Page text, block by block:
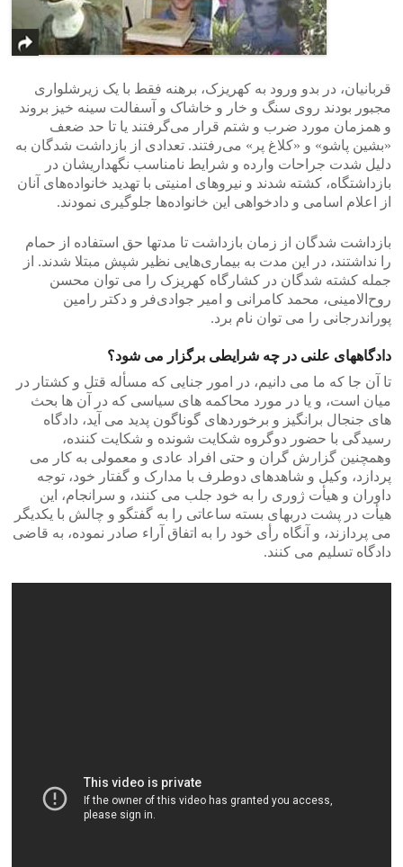
قربانیان، در بدو ورود به کهریزک، برهنه فقط با یک زیرشلواری
مجبور بودند روی سنگ و خار و خاشاک و آسفالت سینه خیز بروند
و همزمان مورد ضرب و شتم قرار می‌گرفتند یا تا حد ضعف
«بشین پاشو» و «کلاغ پر» می‌رفتند. تعدادی از بازداشت شدگان به
دلیل شدت جراحات وارده و شرایط نامناسب نگهداریشان در
بازداشتگاه، کشته شدند و نیروهای امنیتی با تهدید خانواده‌های آنان
از اعلام اسامی و دادخواهی این خانواده‌ها جلوگیری نمودند.
بازداشت شدگان از زمان بازداشت تا مدتها حق استفاده از حمام
را نداشتند، در این مدت به بیماری‌هایی نظیر شپش مبتلا شدند. از
جمله کشته شدگان در کشارگاه کهریزک را می توان محسن
روح‌الامینی، محمد کامرانی و امیر جوادی‌فر و دکتر رامین
پوراندرجانی را می توان نام برد.
دادگاههای علنی در چه شرایطی برگزار می شود؟
تا آن جا که ما می دانیم، در امور جنایی که مسأله قتل و کشتار در
میان است، و یا در مورد محاکمه های سیاسی که در آن ها بحث
های جنجال برانگیز و برخوردهای گوناگون پدید می آید، دادگاه
رسیدگی با حضور دوگروه شکایت شونده و شکایت کننده،
وهمچنین گزارش گران و حتی افراد عادی و معمولی به کار می
پردازد، وکیل و شاهدهای دوطرف با مدارک و گفتار خود، توجه
داوران و هیأت ژوری را به خود جلب می کنند، و سرانجام، این
هیأت در پشت دربهای بسته ساعاتی را به گفتگو و چالش با یکدیگر
می پردازند، و آنگاه رأی خود را به اتفاق آراء صادر نموده، به قاضی
دادگاه تسلیم می کنند.